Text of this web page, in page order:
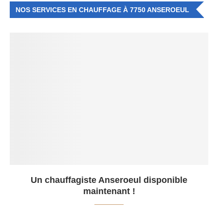
NOS SERVICES EN CHAUFFAGE À 7750 ANSEROEUL
Un chauffagiste Anseroeul disponible
maintenant !